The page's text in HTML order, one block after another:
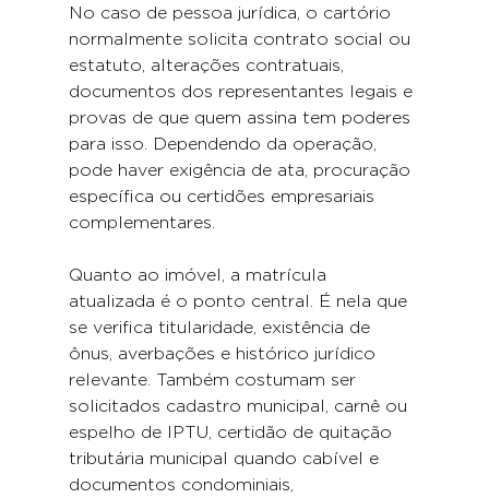
No caso de pessoa jurídica, o cartório
normalmente solicita contrato social ou
estatuto, alterações contratuais,
documentos dos representantes legais e
provas de que quem assina tem poderes
para isso. Dependendo da operação,
pode haver exigência de ata, procuração
específica ou certidões empresariais
complementares.
Quanto ao imóvel, a matrícula
atualizada é o ponto central. É nela que
se verifica titularidade, existência de
ônus, averbações e histórico jurídico
relevante. Também costumam ser
solicitados cadastro municipal, carnê ou
espelho de IPTU, certidão de quitação
tributária municipal quando cabível e
documentos condominiais,